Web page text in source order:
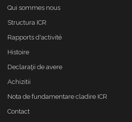
Qui sommes nous
Structura ICR
Rapports d'activité
Histoire
Declaraţii de avere
Achizitii
Nota de fundamentare cladire ICR
Contact